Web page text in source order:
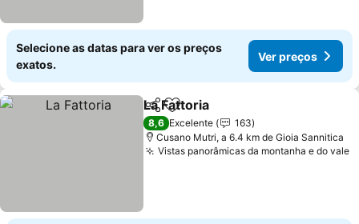
Selecione as datas para ver os preços
exatos.
Ver preços
PartilharAdicionar aos favoritos
La Fattoria
8,6 Excelente
163
Cusano Mutri, a 6.4 km de Gioia Sannitica
Vistas panorâmicas da montanha e do vale